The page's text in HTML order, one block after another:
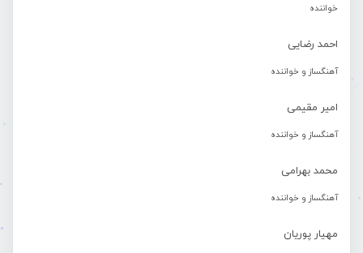
خواننده
احمد رضایی
آهنگساز و خواننده
امیر مقیمی
آهنگساز و خواننده
محمد بهرامی
آهنگساز و خواننده
مهیار پوریان